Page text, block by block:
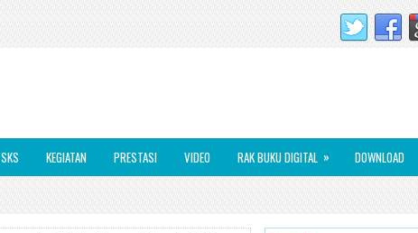
KEGIATAN PRESTASI VIDEO RAK BUKU DIGITAL » DOWNLOAD